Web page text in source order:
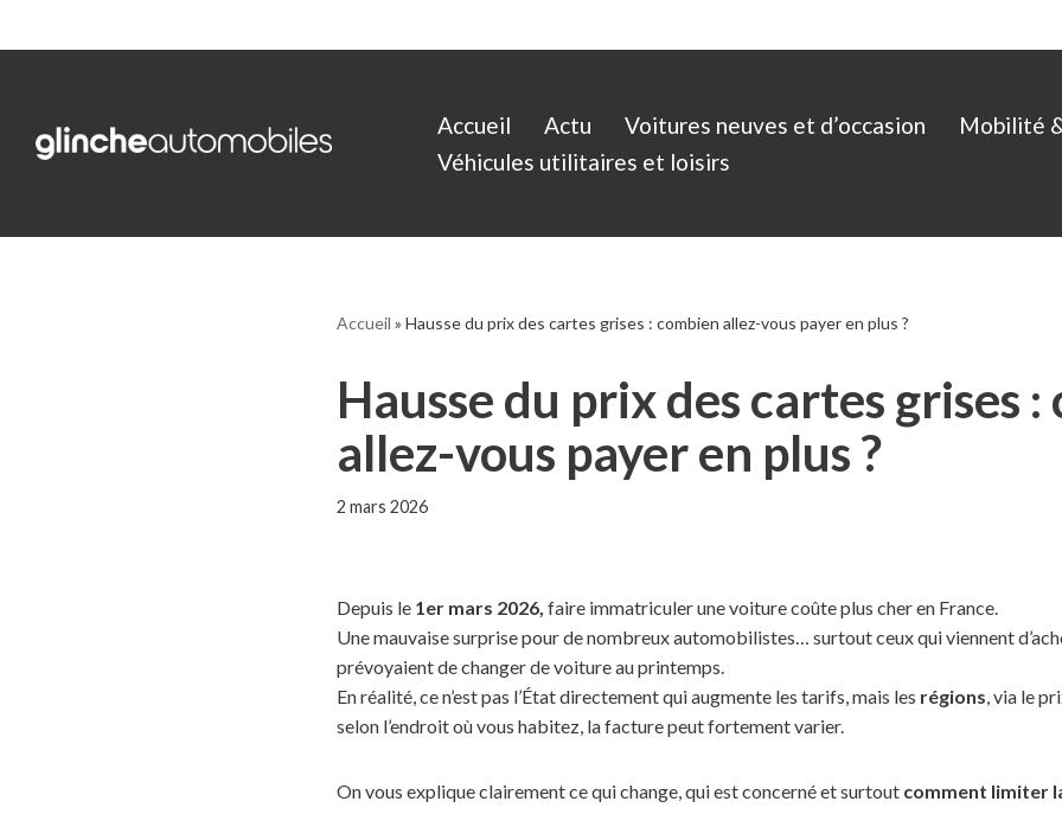
contenu
Accueil Actu Voitures neuves et d’occasion
Mobilité
Véhicules utilitaires et loisirs
Accueil » Hausse du prix des cartes grises : combien allez-vous payer en plus ?
Hausse du prix des cartes grises
allez-vous payer en plus ?
2 mars 2026
Depuis le 1er mars 2026, faire immatriculer une voiture coûte plus cher en France.
Une mauvaise surprise pour de nombreux automobilistes… surtout ceux qui viennent
prévoyaient de changer de voiture au printemps.
En réalité, ce n’est pas l’État directement qui augmente les tarifs, mais les régions, via le
selon l’endroit où vous habitez, la facture peut fortement varier.
On vous explique clairement ce qui change, qui est concerné et surtout comment limiter